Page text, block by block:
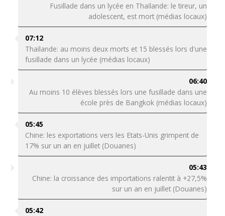
Fusillade dans un lycée en Thaïlande: le tireur, un
adolescent, est mort (médias locaux)
07:12
Thaïlande: au moins deux morts et 15 blessés lors d'une
fusillade dans un lycée (médias locaux)
06:40
Au moins 10 élèves blessés lors une fusillade dans une
école près de Bangkok (médias locaux)
05:45
Chine: les exportations vers les Etats-Unis grimpent de
17% sur un an en juillet (Douanes)
05:43
Chine: la croissance des importations ralentit à +27,5%
sur un an en juillet (Douanes)
05:42